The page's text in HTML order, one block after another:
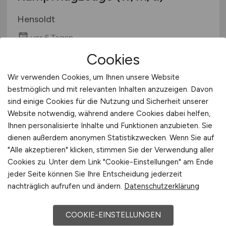
Hensoldt
vor 6 Tagen
Fürstenfeldbruck
Flughafenmitarbeiter(m/w/d)
mit Feuerwehrerfahrung für
Gepäck- und
Flugzeugabfertigung
Cookies
Wir verwenden Cookies, um Ihnen unsere Website
bestmöglich und mit relevanten Inhalten anzuzeigen. Davon
sind einige Cookies für die Nutzung und Sicherheit unserer
Website notwendig, während andere Cookies dabei helfen,
Ihnen personalisierte Inhalte und Funktionen anzubieten. Sie
dienen außerdem anonymen Statistikzwecken. Wenn Sie auf
"Alle akzeptieren" klicken, stimmen Sie der Verwendung aller
Cookies zu. Unter dem Link "Cookie-Einstellungen" am Ende
jeder Seite können Sie Ihre Entscheidung jederzeit
nachträglich aufrufen und ändern. Datenschutzerklärung
COOKIE-EINSTELLUNGEN